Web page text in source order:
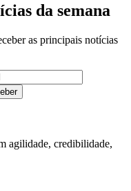
da semana
as principais notícias
agilidade, credibilidade,